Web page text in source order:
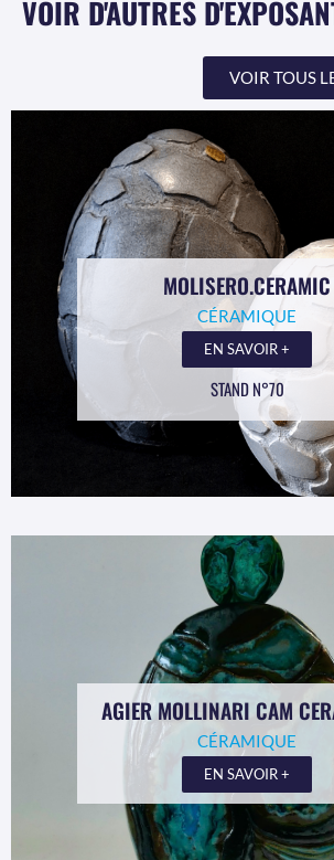
VOIR D'AUTRES
VOIR TOUS
MOLISERO.CERAMIC
CÉRAMIQUE
EN SAVOIR +
STAND N°70
AGIER MOLLINARI CAM
CÉRAMIQUE
EN SAVOIR +